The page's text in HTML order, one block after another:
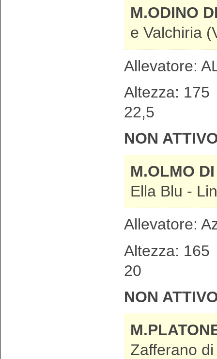
M.ODINO
e Valchiria
Allevatore:
Altezza:
22,5
NON
M.OLMO
Ella Blu -
Allevatore:
Altezza:
20
NON
Zafferano